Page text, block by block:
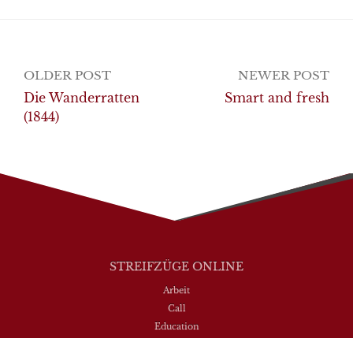
Post
navigation
OLDER POST
Die Wanderratten
(1844)
NEWER POST
Smart and fresh
STREIFZÜGE ONLINE
Arbeit
Call
Education